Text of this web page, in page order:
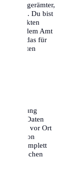
Bürgerämter,
sind. Du bist
direkten
in jedem Amt
Amt, das für
kürzesten
Verwaltung
Daten
die Zeit vor Ort
von
ein komplett